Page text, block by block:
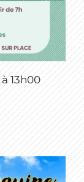
à13h00